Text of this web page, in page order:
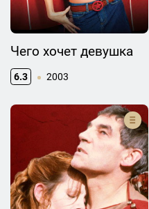
Чего хочет девушка
6.3 2003